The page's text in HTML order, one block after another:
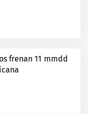
frenan 11 mmdd